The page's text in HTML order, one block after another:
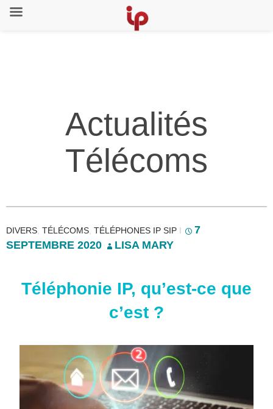
Actualités
Télécoms
DIVERS TÉLÉCOMS TÉLÉPHONES IP SIP I
7
SEPTEMBRE 2020
LISA MARY
Téléphonie IP, qu’est-ce que
c’est ?